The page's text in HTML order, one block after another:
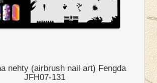
nehty (airbrush nail art) Fengda
JFH07-131